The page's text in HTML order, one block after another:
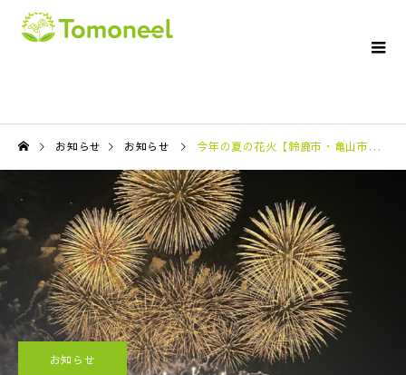
お知らせ お知らせ 今年の夏の花火【鈴鹿市・亀山市の訪問介護ならTomoneelへ】
お知らせ